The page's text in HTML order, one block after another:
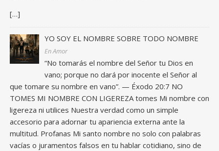
[…]
YO SOY EL NOMBRE SOBRE TODO NOMBRE
En Amor
“No tomarás el nombre del Señor tu Dios en
vano; porque no dará por inocente el Señor al
que tomare su nombre en vano”. — Éxodo 20:7 NO
TOMES MI NOMBRE CON LIGEREZA tomes Mi nombre con
ligereza ni utilices Nuestra verdad como un simple
accesorio para adornar tu apariencia externa ante la
multitud. Profanas Mi santo nombre no solo con palabras
vacías o juramentos falsos en tu hablar cotidiano, sino de